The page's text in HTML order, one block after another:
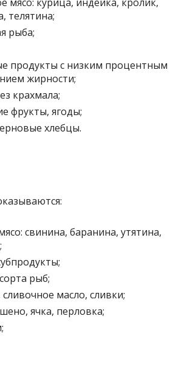
телятина;
рыба;
продукты с низким процентным
жирности;
крахмала;
фрукты, ягоды;
хлебцы.
свинина, баранина, утятина,
рыб;
масло, сливки;
ячка, перловка;